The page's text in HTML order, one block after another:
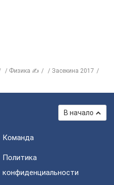
Физика ✍
Засекина 2017
В начало
Команда
Политика
конфиденциальности